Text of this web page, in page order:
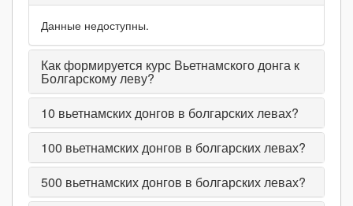
Данные недоступны.
Как формируется курс Вьетнамского донга к
Болгарскому леву?
10 вьетнамских донгов в болгарских левах?
100 вьетнамских донгов в болгарских левах?
500 вьетнамских донгов в болгарских левах?